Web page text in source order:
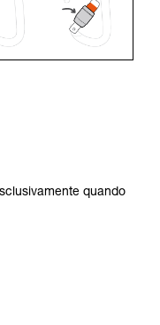
quando